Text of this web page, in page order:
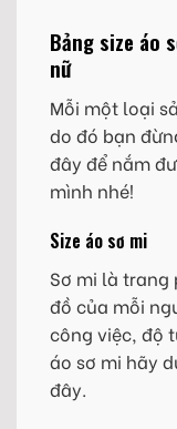
Bảng size áo
nữ
Mỗi một loại
do đó bạn
đây để nắm
mình nhé!
Size áo sơ mi
Sơ mi là
đồ của mỗi
công việc, độ
áo sơ mi hãy
đây.